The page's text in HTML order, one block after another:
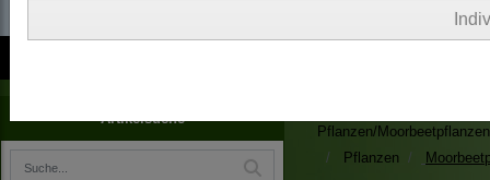
Artikelsuche
Pflanzen/
Pflanzen